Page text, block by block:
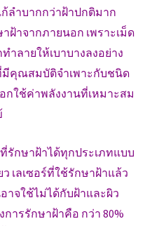
ก้ลำบากกว่าฝ้าปกติมาก
ฝ้าจากภายนอก เพราะเม็ด
ำลายให้เบาบางลงอย่าง
มีคุณสมบัติจำเพาะกับชนิด
กใช้ค่าพลังงานที่เหมาะสม
รักษาฝ้าได้ทุกประเภทแบบ
เลเซอร์ที่ใช้รักษาฝ้าแล้ว
จใช้ไม่ได้กับฝ้าและผิว
ารรักษาฝ้าคือ กว่า 80%